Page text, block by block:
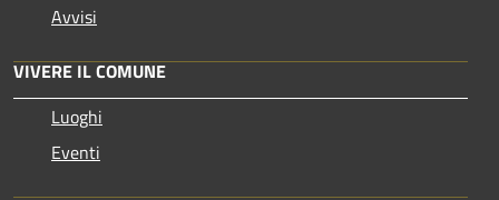
Avvisi
VIVERE IL COMUNE
Luoghi
Eventi